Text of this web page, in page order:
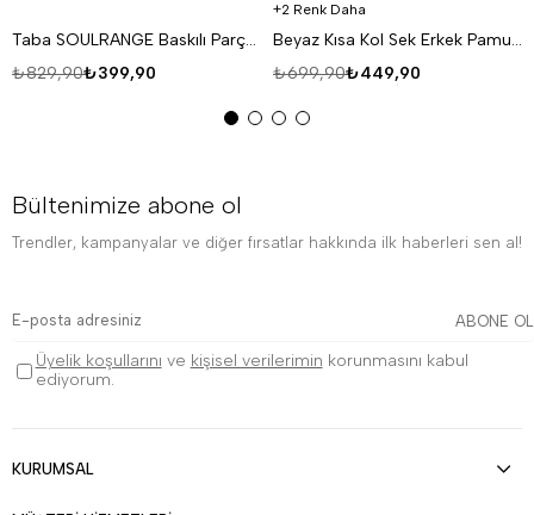
Taba SOULRANGE Baskılı Parçalı Oversize T-SHIRT PNC 1009
₺399,90
₺829,90
2 Renk Daha
Beyaz Kısa Kol Sek Erkek Pamuk Likralı T-SHİRT SC
₺449,90
₺699,90
Bültenimize abone ol
Trendler, kampanyalar ve diğer fırsatlar hakkında ilk haberleri sen al!
ABONE OL
Üyelik koşullarını ve kişisel verilerimin korunmasını kabul
ediyorum.
KURUMSAL